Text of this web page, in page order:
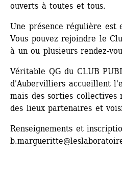
ouverts à toutes et tous.
Une présence régulière est
Vous pouvez rejoindre le
à un ou plusieurs rendez-
Véritable QG du CLUB
d'Aubervilliers accueillent
mais des sorties collectives
des lieux partenaires et
Renseignements et